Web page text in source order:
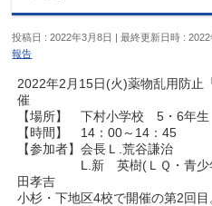
投稿日 : 2022年3月8日 最終更新日時 : 2022
報告
2022年2月15日(火)薬物乱用防止
催
【場所】 下村小学校 5・6年
【時間】 14：00～14：45
【参加者】会長Ｌ.荒谷謙治
L.新 英樹(ＬＱ・青少年
田孝吉
小杉・下地区4校で開催の第2回目